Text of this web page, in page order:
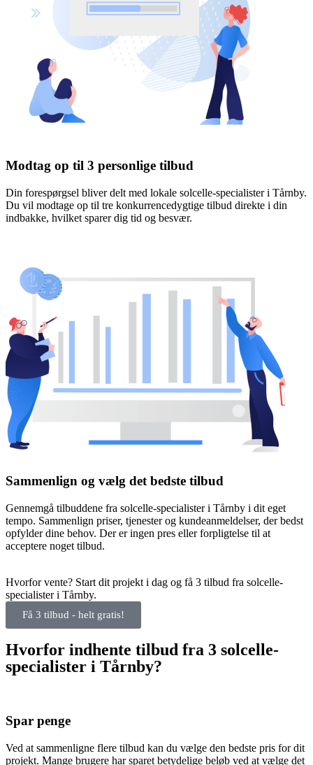
Modtag op til 3 personlige tilbud
Din forespørgsel bliver delt med lokale solcelle-specialister i Tårnby.
Du vil modtage op til tre konkurrencedygtige tilbud direkte i din
indbakke, hvilket sparer dig tid og besvær.
Sammenlign og vælg det bedste tilbud
Gennemgå tilbuddene fra solcelle-specialister i Tårnby i dit eget
tempo. Sammenlign priser, tjenester og kundeanmeldelser, der bedst
opfylder dine behov. Der er ingen pres eller forpligtelse til at
acceptere noget tilbud.
Hvorfor vente? Start dit projekt i dag og få 3 tilbud fra solcelle-
specialister i Tårnby.
Få 3 tilbud - helt gratis!
Hvorfor indhente tilbud fra 3 solcelle-
specialister i Tårnby?
Spar penge
Ved at sammenligne flere tilbud kan du vælge den bedste pris for dit
projekt. Mange brugere har sparet betydelige beløb ved at vælge det